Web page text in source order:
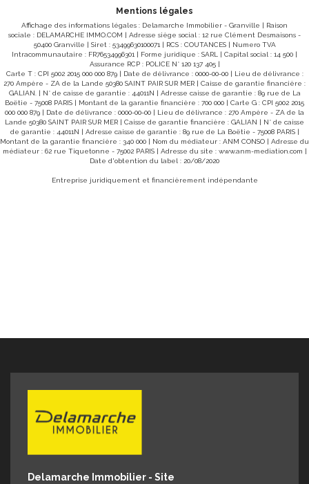
palier
de
un
cette
hectare, avec une partie constructible. Sous-sol complet
offrant de nombreuses possibilités de
d'aménagement Maison à quelques minutes des
commodités, bien entretenue, habitable de suite
quelques possibilités de mise au goût du jour CLASSE
ENERGIE : F (312) - CLASSE CLIMAT : F (79) Montant estimé
des dépenses annuelles d'énergie pour un usage
2 819 € et 3 815 €. Date de référence des prix de l'énergie
utilisés pour établir cette estimation : 2021-2022-
logement à consommation excessive Les informations sur
les risques auxquels ce bien est exposé sont
sur le site Géorisques :
CONDITIONS : Prix : 273 000 € Honoraires charge
REF 9737SRSR Pour visiter contacter l'agence Delamarche
Immobilier Gavray -Simon Regnault au 06 14 87 59 85.
Mentions légales
Affichage des informations légales : Delamarche Immobilier - Granville | Raison
sociale : DELAMARCHE IMMO.COM | Adresse siège social : 12 rue Clément Desmaisons -
50400 Granville | Siret : 53499630100071 | RCS : COUTANCES | Numero TVA
Intracommunautaire : FR76534996301 | Forme juridique : SARL | Capital social : 14 500 |
Assurance RCP : POLICE N° 120 137 405 |
Carte T : CPI 5002 2015 000 000 879 | Date de délivrance : 0000-00-00 | Lieu de délivrance :
270 Ampère - ZA de la Lande 50380 SAINT PAIR SUR MER | Caisse de garantie financière :
GALIAN. | N° de caisse de garantie : 44011N | Adresse caisse de garantie : 89 rue de La
Boëtie - 75008 PARIS | Montant de la garantie financière : 700 000 | Carte G : CPI 5002 2015
000 000 879 | Date de délivrance : 0000-00-00 | Lieu de délivrance : 270 Ampère - ZA de la
Lande 50380 SAINT PAIR SUR MER | Caisse de garantie financière : GALIAN | N° de caisse
de garantie : 44011N | Adresse caisse de garantie : 89 rue de La Boëtie - 75008 PARIS |
Montant de la garantie financière : 340 000 | Nom du médiateur : ANM CONSO | Adresse du
médiateur : 62 rue Tiquetonne - 75002 PARIS | Adresse du site : www.anm-mediation.com |
Date d'obtention du label : 20/08/2020
Entreprise juridiquement et financièrement indépendante
Delamarche Immobilier - Site